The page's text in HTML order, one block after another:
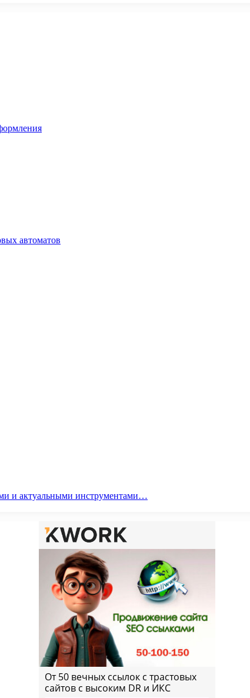
автоматов
и актуальными инструментами…